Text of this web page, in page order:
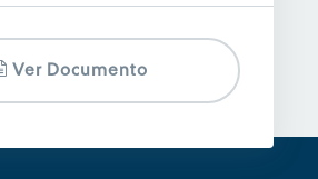
Ver Documento